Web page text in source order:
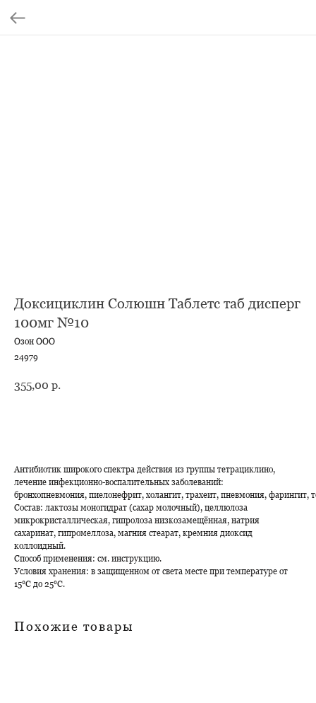
Доксициклин Солюшн Таблетс таб дисперг
100мг №10
Озон ООО
24979
355,00 р.
Антибиотик широкого спектра действия из группы тетрациклино,
лечение инфекционно-воспалительных заболеваний:
бронхопневмония, пиелонефрит, холангит, трахеит, пневмония, фарингит,
Состав: лактозы моногидрат (сахар молочный), целлюлоза
микрокристаллическая, гипролоза низкозамещённая, натрия
сахаринат, гипромеллоза, магния стеарат, кремния диоксид
коллоидный.
Способ применения: см. инструкцию.
Условия хранения: в защищенном от света месте при температуре от
15℃ до 25℃.
Похожие товары